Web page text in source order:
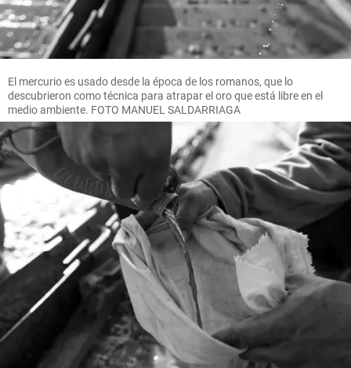
El mercurio es usado desde la época de los romanos, que lo
descubrieron como técnica para atrapar el oro que está libre en el
medio ambiente. FOTO MANUEL SALDARRIAGA